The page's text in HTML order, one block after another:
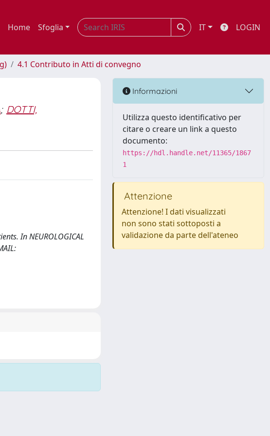
Home Sfoglia IT LOGIN
4.1 Contributo in Atti di convegno
; DOTTI,
In NEUROLOGICAL
Informazioni
Utilizza questo identificativo per
citare o creare un link a questo
documento:
https://hdl.handle.net/11365/1867
1
Attenzione
Attenzione! I dati visualizzati
non sono stati sottoposti a
validazione da parte dell'ateneo